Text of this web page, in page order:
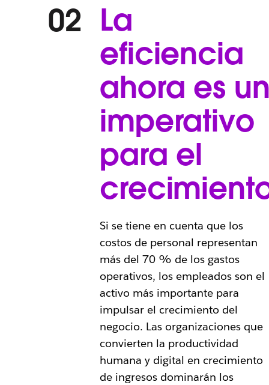
02 La
eficiencia
ahora es
imperativo
para el
Si se tiene en cuenta que los
costos de personal representan
más del 70 % de los gastos
operativos, los empleados son el
activo más importante para
impulsar el crecimiento del
negocio. Las organizaciones que
convierten la productividad
humana y digital en crecimiento
de ingresos dominarán los